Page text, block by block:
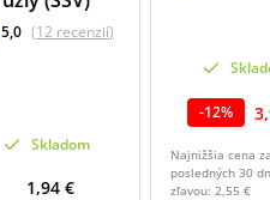
5,0 (12 recenzií)
Skladom
1,94 €
-12%
Najnižšia cena
posledných 30
zľavou: 2,55 €